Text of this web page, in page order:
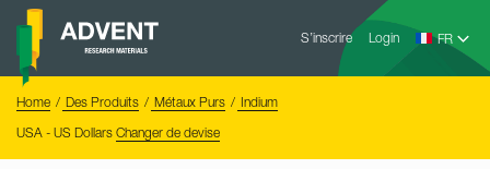
Skip
content
S’inscrire Login
Advent
Home Des Produits Métaux Purs
Indium
USA - US Dollars Changer de devise